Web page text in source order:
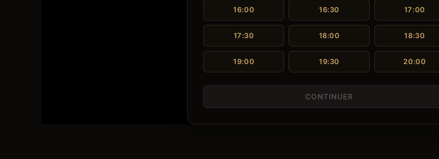
16:00 16:30 17:00
17:30 18:00 18:30
19:00 19:30 20:00
CONTINUER